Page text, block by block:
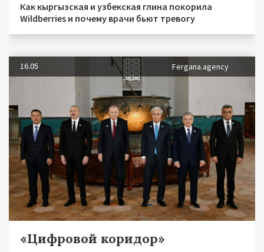
Как кыргызская и узбекская глина покорила
Wildberries и почему врачи бьют тревогу
16.05 Fergana.agency
«Цифровой коридор»